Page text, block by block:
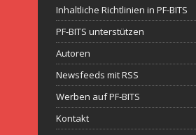
Inhaltliche Richtlinien in PF-BITS
PF-BITS unterstützen
Autoren
Newsfeeds mit RSS
Werben auf PF-BITS
Kontakt